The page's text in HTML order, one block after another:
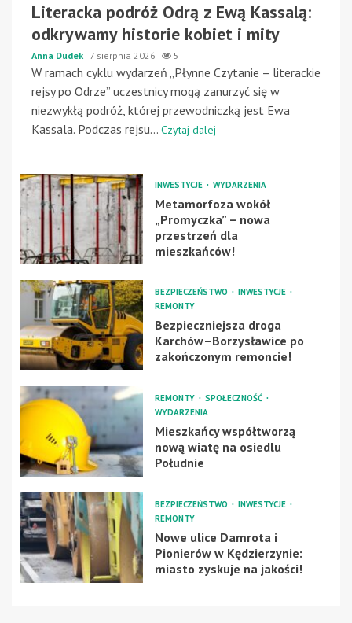
Literacka podróż Odrą z Ewą Kassalą:
odkrywamy historie kobiet i mity
Anna Dudek 7 sierpnia 2026 5
W ramach cyklu wydarzeń „Płynne Czytanie – literackie
rejsy po Odrze” uczestnicy mogą zanurzyć się w
niezwykłą podróż, której przewodniczką jest Ewa
Kassala. Podczas rejsu... Czytaj dalej
INWESTYCJE WYDARZENIA
Metamorfoza wokół
„Promyczka” – nowa
przestrzeń dla
mieszkańców!
BEZPIECZEŃSTWO
INWESTYCJE
REMONTY
Bezpieczniejsza droga
Karchów–Borzysławice po
zakończonym remoncie!
REMONTY
SPOŁECZNOŚĆ
WYDARZENIA
Mieszkańcy współtworzą
nową wiatę na osiedlu
Południe
BEZPIECZEŃSTWO
INWESTYCJE
REMONTY
Nowe ulice Damrota i
Pionierów w Kędzierzynie:
miasto zyskuje na jakości!